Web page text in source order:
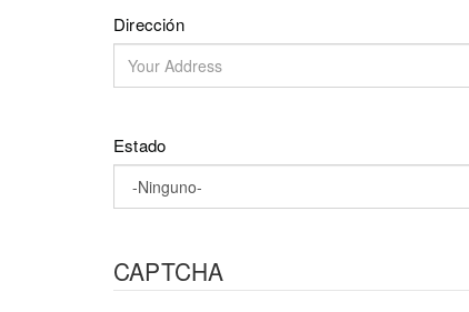
Dirección
Estado
CAPTCHA